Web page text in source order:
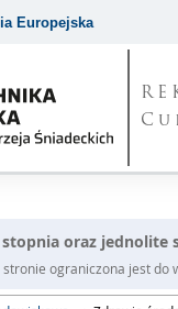
Europejska
oraz jednolite
ograniczona jest do